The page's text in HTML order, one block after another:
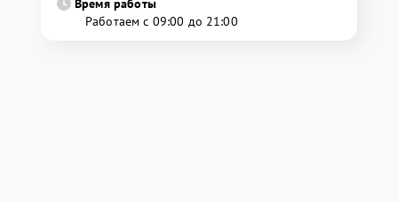
Время работы
Работаем с 09:00 до 21:00